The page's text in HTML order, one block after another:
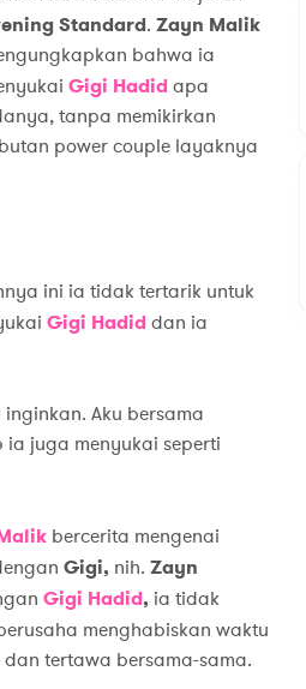
Standard. Zayn Malik
bahwa ia
Gigi Hadid apa
tanpa memikirkan
power couple layaknya
ini ia tidak tertarik untuk
Gigi Hadid dan ia
Aku bersama
juga menyukai seperti
bercerita mengenai
Gigi, nih. Zayn
Gigi Hadid, ia tidak
menghabiskan waktu
tertawa bersama-sama.